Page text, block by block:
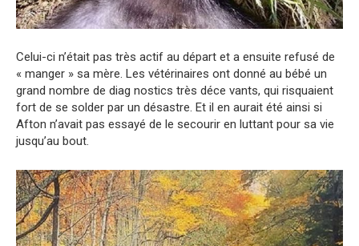
Celui-ci n’était pas très actif au départ et a ensuite refusé de
« manger » sa mère. Les vétérinaires ont donné au bébé un
grand nombre de diag nostics très déce vants, qui risquaient
fort de se solder par un désastre. Et il en aurait été ainsi si
Afton n’avait pas essayé de le secourir en luttant pour sa vie
jusqu’au bout.